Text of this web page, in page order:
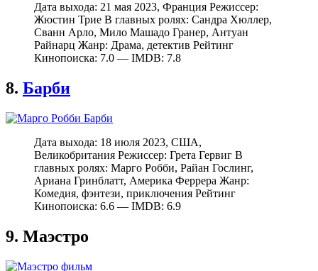
Дата выхода: 21 мая 2023, Франция Режиссер:
Жюстин Трие В главных ролях: Сандра Хюллер,
Сванн Арло, Мило Машадо Гранер, Антуан
Райнарц Жанр: Драма, детектив Рейтинг
Кинопоиска: 7.0 — IMDB: 7.8
8. Барби
Дата выхода: 18 июля 2023, США,
Великобритания Режиссер: Грета Гервиг В
главных ролях: Марго Робби, Райан Гослинг,
Ариана Гринблатт, Америка Феррера Жанр:
Комедия, фэнтези, приключения Рейтинг
Кинопоиска: 6.6 — IMDB: 6.9
9. Маэстро